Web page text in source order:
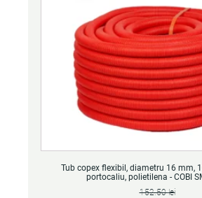
Tub copex flexibil, diametru 16 mm,
portocaliu, polietilena - COBI
152.50lei